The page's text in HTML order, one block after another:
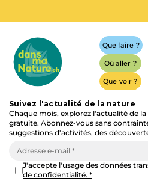
Que faire ?
Où aller ?
Que voir ?
Suivez l'actualité de la nature
Chaque mois, explorez l'actualité de
gratuite. Abonnez-vous sans
suggestions d'activités, des
J'accepte l'usage des données
de confidentialité. *